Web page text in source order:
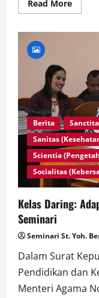
Read MoreRead
more
Berita
Sanitas
Scientia
Socialitas
Kelas Daring:
Seminari
Seminari St. Yoh.
Dalam Surat
Pendidikan dan
Menteri Agama